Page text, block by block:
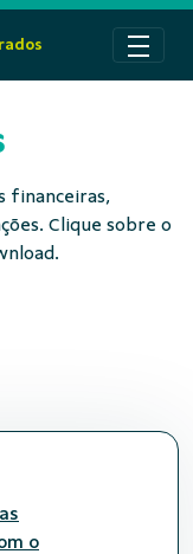
financeiras,
Clique sobre o
o